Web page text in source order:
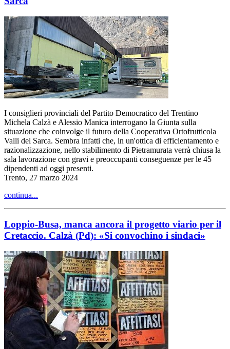
I consiglieri provinciali del Partito Democratico del Trentino
Michela Calzà e Alessio Manica interrogano la Giunta sulla
situazione che coinvolge il futuro della Cooperativa Ortofrutticola
Valli del Sarca. Sembra infatti che, in un'ottica di efficientamento e
razionalizzazione, nello stabilimento di Pietramurata verrà chiusa la
sala lavorazione con gravi e preoccupanti conseguenze per le 45
dipendenti ad oggi presenti.
Trento, 27 marzo 2024
continua...
Loppio-Busa, manca ancora il progetto viario per il
Cretaccio. Calzà (Pd): «Si convochino i sindaci»